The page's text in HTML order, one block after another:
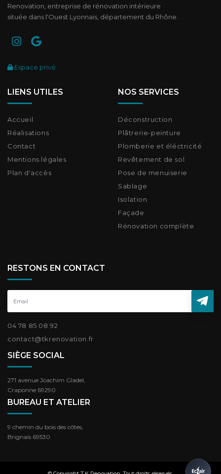
Renovation, entreprise de rénovation intérieure
située dans l'Ouest Lyonnais, département du Rhône.
Espace privé
LIENS UTILES
Accueil
Réalisations
Contact
Mentions légales
Plan d'accès
NOS SERVICES
Déconstruction
Plâtrerie-peinture
Plomberie et éléctricité
Revêtement de sol
Pose de menuiserie
Sablage
Isolation
Façade
Rénovation complète
RESTONS EN CONTACT
04 78 85 08 92
contact@tkrenovation.fr
SIÈGE SOCIAL
271 avenue Joachim Gladel,
Craponne 69290
BUREAU ET ATELIER
9 chemin du bois des côtes,
Brignais 69530